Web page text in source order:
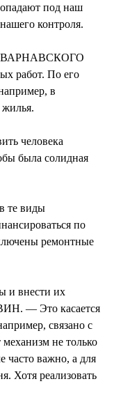
под наш
контроля.
ВАРНАВСКОГО
работ. По его
в
человека
была солидная
те виды
по
ремонтные
и внести их
— Это касается
связано с
не только
часто важно, а для
Хотя реализовать